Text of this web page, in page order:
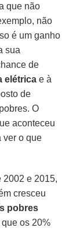
que não
não
é um ganho
sua
de
elétrica e à
de
O
aconteceu
ver o que
2002 e 2015,
cresceu
pobres
os 20%